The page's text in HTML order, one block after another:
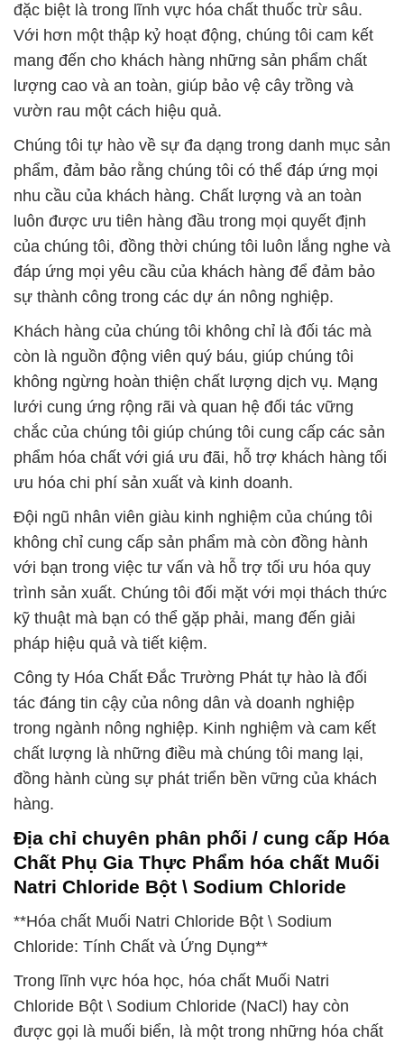
đặc biệt là trong lĩnh vực hóa chất thuốc trừ sâu.
Với hơn một thập kỷ hoạt động, chúng tôi cam kết
mang đến cho khách hàng những sản phẩm chất
lượng cao và an toàn, giúp bảo vệ cây trồng và
vườn rau một cách hiệu quả.
Chúng tôi tự hào về sự đa dạng trong danh mục sản
phẩm, đảm bảo rằng chúng tôi có thể đáp ứng mọi
nhu cầu của khách hàng. Chất lượng và an toàn
luôn được ưu tiên hàng đầu trong mọi quyết định
của chúng tôi, đồng thời chúng tôi luôn lắng nghe và
đáp ứng mọi yêu cầu của khách hàng để đảm bảo
sự thành công trong các dự án nông nghiệp.
Khách hàng của chúng tôi không chỉ là đối tác mà
còn là nguồn động viên quý báu, giúp chúng tôi
không ngừng hoàn thiện chất lượng dịch vụ. Mạng
lưới cung ứng rộng rãi và quan hệ đối tác vững
chắc của chúng tôi giúp chúng tôi cung cấp các sản
phẩm hóa chất với giá ưu đãi, hỗ trợ khách hàng tối
ưu hóa chi phí sản xuất và kinh doanh.
Đội ngũ nhân viên giàu kinh nghiệm của chúng tôi
không chỉ cung cấp sản phẩm mà còn đồng hành
với bạn trong việc tư vấn và hỗ trợ tối ưu hóa quy
trình sản xuất. Chúng tôi đối mặt với mọi thách thức
kỹ thuật mà bạn có thể gặp phải, mang đến giải
pháp hiệu quả và tiết kiệm.
Công ty Hóa Chất Đắc Trường Phát tự hào là đối
tác đáng tin cậy của nông dân và doanh nghiệp
trong ngành nông nghiệp. Kinh nghiệm và cam kết
chất lượng là những điều mà chúng tôi mang lại,
đồng hành cùng sự phát triển bền vững của khách
hàng.
Địa chỉ chuyên phân phối / cung cấp Hóa
Chất Phụ Gia Thực Phẩm hóa chất Muối
Natri Chloride Bột \ Sodium Chloride
**Hóa chất Muối Natri Chloride Bột \ Sodium
Chloride: Tính Chất và Ứng Dụng**
Trong lĩnh vực hóa học, hóa chất Muối Natri
Chloride Bột \ Sodium Chloride (NaCl) hay còn
được gọi là muối biển, là một trong những hóa chất